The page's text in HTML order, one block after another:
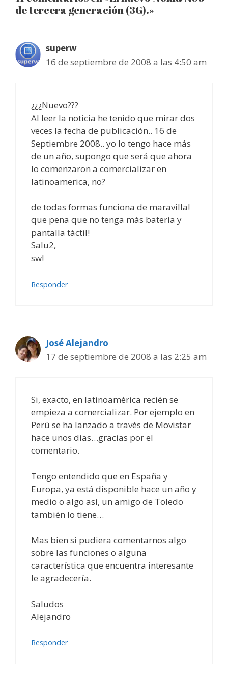
de tercera generación (3G).»
superw
16 de septiembre de 2008 a las 4:50 am
¿¿¿Nuevo???
Al leer la noticia he tenido que mirar dos
veces la fecha de publicación.. 16 de
Septiembre 2008.. yo lo tengo hace más
de un año, supongo que será que ahora
lo comenzaron a comercializar en
latinoamerica, no?
de todas formas funciona de maravilla!
que pena que no tenga más batería y
pantalla táctil!
Salu2,
sw!
Responder
José Alejandro
17 de septiembre de 2008 a las 2:25 am
Si, exacto, en latinoamérica recién se
empieza a comercializar. Por ejemplo en
Perú se ha lanzado a través de Movistar
hace unos días…gracias por el
comentario.
Tengo entendido que en España y
Europa, ya está disponible hace un año y
medio o algo así, un amigo de Toledo
también lo tiene…
Mas bien si pudiera comentarnos algo
sobre las funciones o alguna
característica que encuentra interesante
le agradecería.
Saludos
Alejandro
Responder